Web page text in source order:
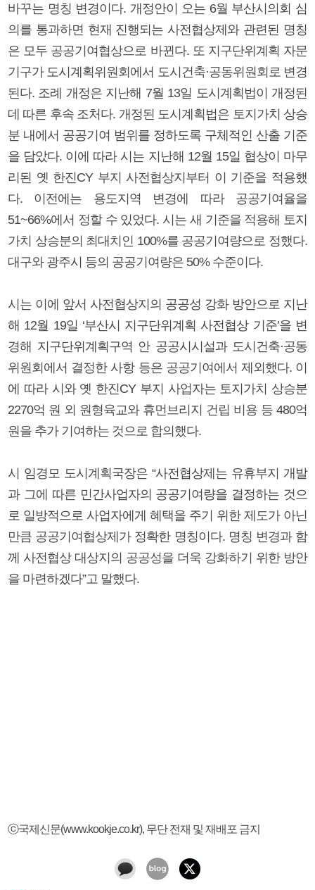
바꾸는 명칭 변경이다. 개정안이 오는 6월 부산시의회 심
의를 통과하면 현재 진행되는 사전협상제와 관련된 명칭
은 모두 공공기여협상으로 바뀐다. 또 지구단위계획 자문
기구가 도시계획위원회에서 도시건축·공동위원회로 변경
된다. 조례 개정은 지난해 7월 13일 도시계획법이 개정된
데 따른 후속 조처다. 개정된 도시계획법은 토지가치 상승
분 내에서 공공기여 범위를 정하도록 구체적인 산출 기준
을 담았다. 이에 따라 시는 지난해 12월 15일 협상이 마무
리된 옛 한진CY 부지 사전협상지부터 이 기준을 적용했
다. 이전에는 용도지역 변경에 따라 공공기여율을
51~66%에서 정할 수 있었다. 시는 새 기준을 적용해 토지
가치 상승분의 최대치인 100%를 공공기여량으로 정했다.
대구와 광주시 등의 공공기여량은 50% 수준이다.
시는 이에 앞서 사전협상지의 공공성 강화 방안으로 지난
해 12월 19일 ‘부산시 지구단위계획 사전협상 기준’을 변
경해 지구단위계획구역 안 공공시시설과 도시건축·공동
위원회에서 결정한 사항 등은 공공기여에서 제외했다. 이
에 따라 시와 옛 한진CY 부지 사업자는 토지가치 상승분
2270억 원 외 원형육교와 휴먼브리지 건립 비용 등 480억
원을 추가 기여하는 것으로 합의했다.
시 임경모 도시계획국장은 “사전협상제는 유휴부지 개발
과 그에 따른 민간사업자의 공공기여량을 결정하는 것으
로 일방적으로 사업자에게 혜택을 주기 위한 제도가 아닌
만큼 공공기여협상제가 정확한 명칭이다. 명칭 변경과 함
께 사전협상 대상지의 공공성을 더욱 강화하기 위한 방안
을 마련하겠다”고 말했다.
ⓒ국제신문(www.kookje.co.kr), 무단 전재 및 재배포 금지